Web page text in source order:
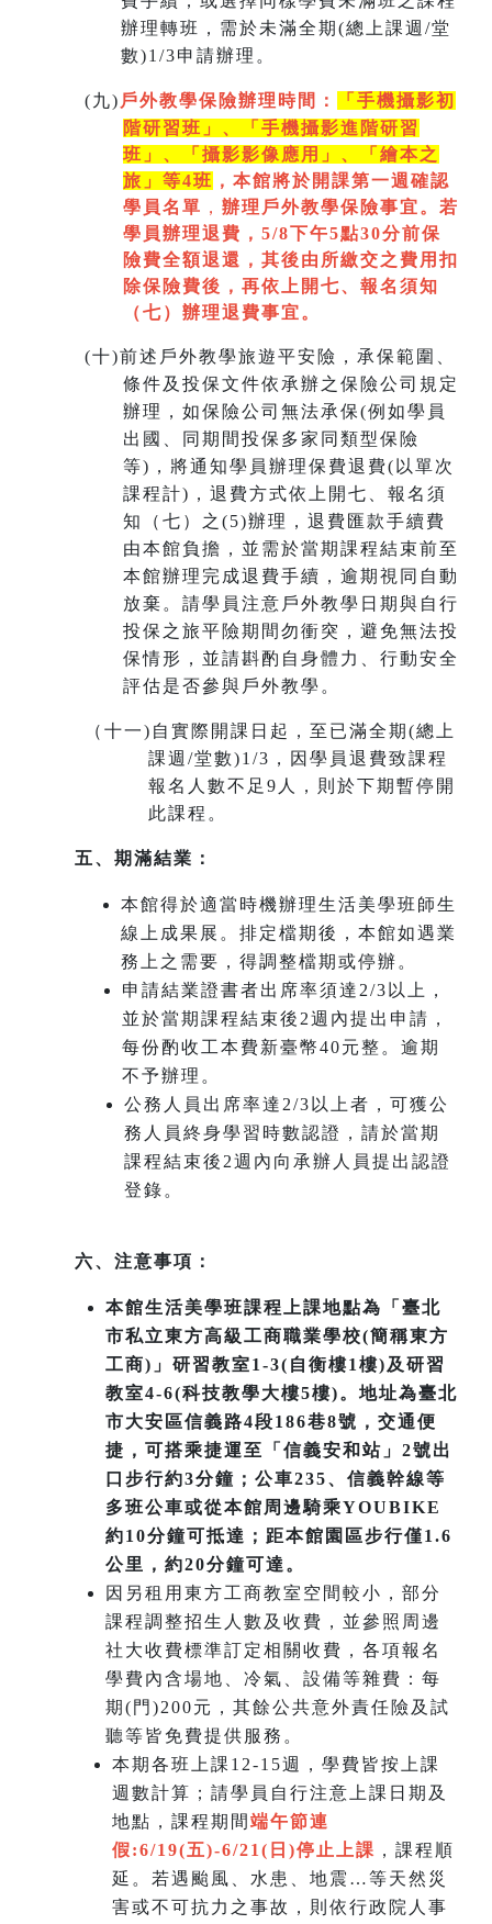
辦理轉班，需於未滿全期(總上課週/堂
數)1/3申請辦理。
(九) 戶外教學保險辦理時間：
「手機攝影初
階研習班」、「手機攝影進階研習
班」、「 攝影影像應用」、「繪本之
旅」等4班 ，本館將於開課第一週 確認
學員名單 ， 辦理戶外教學保險事宜。若
學員辦理退費，5/8下午5點30分前保
險費全額退還，其後由所繳交之費用扣
除保險費後，再依上開七、 報名須知
（七）辦理退費事宜。
(十)前述戶外教學旅遊平安險，承保範圍、
條件及投保文件依承辦之保險公司規定
辦理，如保險公司無法承保(例如學員
出國、同期間投保多家同類型保險
等)，將通知學員辦理保費退費(以單次
課程計)，退費方式依上開七、報名須
知（七）之(5)辦理，退費匯款手續費
由本館負擔，並需於當期課程結束前至
本館辦理完成退費手續， 逾期視同自動
放棄 。請學員注意戶外教學日期與自行
投保之旅平險期間勿衝突，避免無法投
保情形，並請斟酌自身體力、行動安全
評估是否參與戶外教學。
（十一) 自實際開課日起，至已滿全期(總上
課週/堂數)1/3，因學員退費致課程
報名人數不足9人，則於下期暫停開
此課程。
五、期滿結業：
本館得於適當時機辦理生活美學班師生
線上成果展。排定檔期後，本館如遇業
務上之需要，得調整檔期或停辦。
申請結業證書者出席率須達2/3以上，
並於當期課程結束後2週內提出申請，
每份酌收工本費新臺幣40元整。逾期
不予辦理。
公務人員出席率達2/3以上者，可獲公
務人員終身學習時數認證，請於當期
課程結束後2週內向承辦人員提出認證
登錄。
六、注意事項：
本館生活美學班課程上課地點為「臺北
市私立東方高級工商職業學校(簡稱東方
工商)」研習教室1-3(自衡樓1樓)及研習
教室4-6(科技教學大樓5樓)。地址為臺北
市大安區信義路4段186巷8號，交通便
捷，可搭乘捷運至「信義安和站」2號出
口步行約3分鐘；公車235、信義幹線等
多班公車或從本館周邊騎乘YOUBIKE
約10分鐘可抵達；距本館園區步行僅1.6
公里，約20分鐘可達。
因另租用東方工商教室空間較小，部分
課程調整招生人數及收費，並參照周邊
社大收費標準訂定相關收費，各項報名
學費內含場地、冷氣、設備等雜費：每
期(門)200元，其餘公共意外責任險及試
聽等皆免費提供服務。
本期各班上課12-15週，學費皆按上課
週數計算；請學員自行注意上課日期及
地點，課程期間 端午節連
假:6/19(五)-6/21(日)停止上課 ，課程順
延。若遇颱風、水患、地震…等天然災
害或不可抗力之事故，則依行政院人事